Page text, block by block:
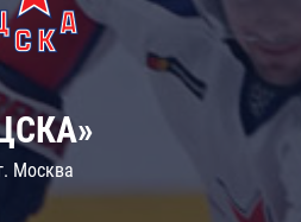
Москва